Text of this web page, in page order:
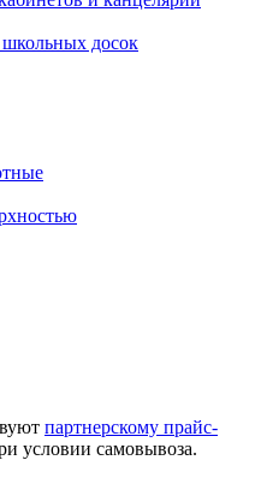
досок
партнерскому прайс-
условии самовывоза.